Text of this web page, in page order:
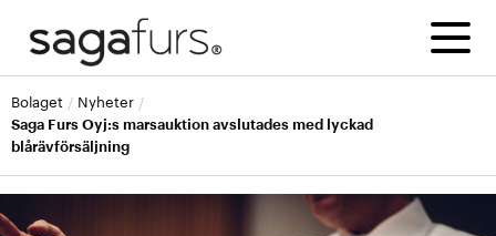
bolaget
nyheter
Saga Furs Oyj:s marsauktion avslutades med lyckad
blårävförsäljning